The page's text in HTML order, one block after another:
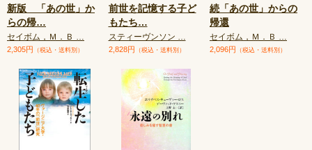
新版 「あの世」か
らの帰…
セイボム，Ｍ．Ｂ …
2,305円 （税込・送料別）
前世を記憶する子ど
もたち…
スティーヴンソン …
2,828円 （税込・送料別）
続「あの世」からの
帰還
セイボム，Ｍ．Ｂ …
2,096円 （税込・送料別）